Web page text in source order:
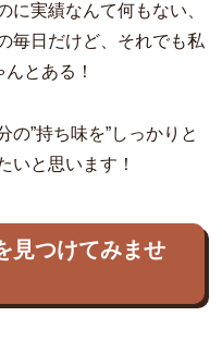
実績なんて何もない、
毎日だけど、それでも私
とある！
”持ち味を”しっかりと
いと思います！
見つけてみませ